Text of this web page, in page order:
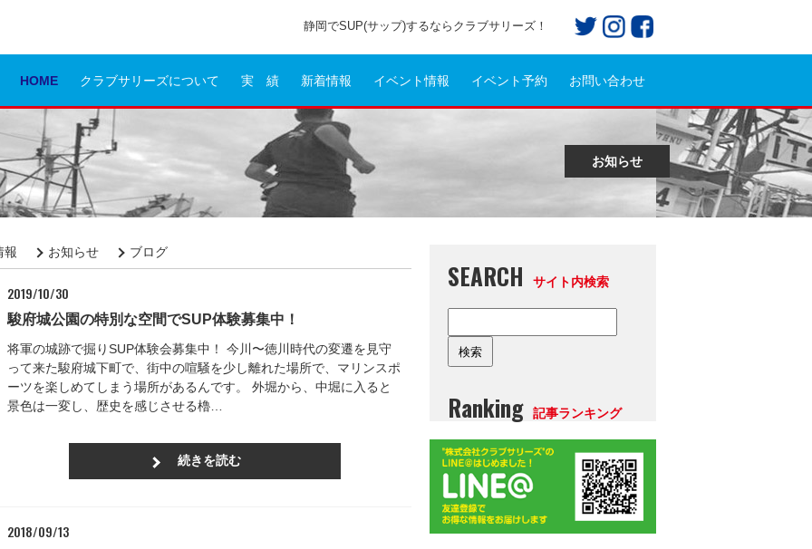
静岡でSUP(サップ)するならクラブサリーズ！
HOME クラブサリーズについて 実 績 新着情報 イベント情報 イベント予約 お問い合わせ
お知らせ
報 お知らせ ブログ
2019/10/30
駿府城公園の特別な空間でSUP体験募集中！
将軍の城跡で掘りSUP体験会募集中！ 今川〜徳川時代の変遷を見守
って来た駿府城下町で、街中の喧騒を少し離れた場所で、マリンスポ
ーツを楽しめてしまう場所があるんです。 外堀から、中堀に入ると
景色は一変し、歴史を感じさせる櫓…
続きを読む
2018/09/13
SEARCH サイト内検索
Ranking 記事ランキング